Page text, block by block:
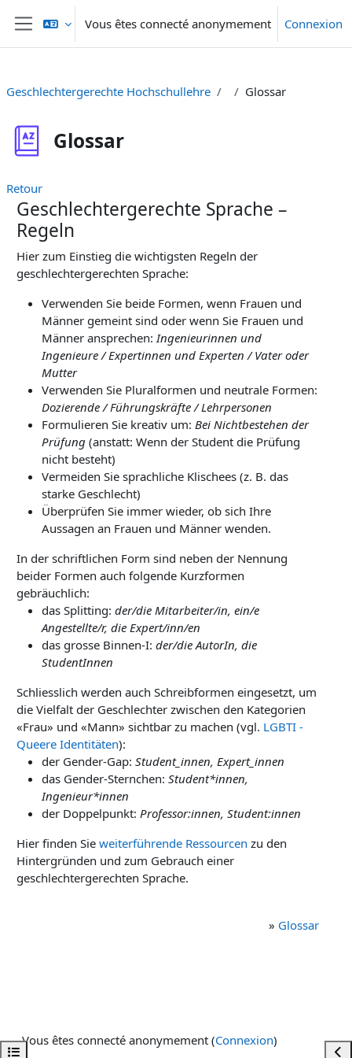
Passer au contenu principal
Panneau latéral
Vous êtes connecté anonymement Connexion
Ouvrir l’index du cours
Geschlechtergerechte Hochschullehre Glossar
Glossar
Retour
Geschlechtergerechte Sprache –
Regeln
Hier zum Einstieg die wichtigsten Regeln der
geschlechtergerechten Sprache:
Verwenden Sie beide Formen, wenn Frauen und
Männer gemeint sind oder wenn Sie Frauen und
Männer ansprechen: Ingenieurinnen und
Ingenieure / Expertinnen und Experten / Vater oder
Mutter
Verwenden Sie Pluralformen und neutrale Formen:
Dozierende / Führungskräfte / Lehrpersonen
Formulieren Sie kreativ um: Bei Nichtbestehen der
Prüfung(anstatt: Wenn der Student die Prüfung
nicht besteht)
Vermeiden Sie sprachliche Klischees (z. B. das
starke Geschlecht)
Überprüfen Sie immer wieder, ob sich Ihre
Aussagen an Frauen und Männer wenden.
In der schriftlichen Form sind neben der Nennung
beider Formen auch folgende Kurzformen
gebräuchlich:
das Splitting: der/die Mitarbeiter/in, ein/e
Angestellte/r, die Expert/inn/en
das grosse Binnen-I: der/die AutorIn, die
StudentInnen
Schliesslich werden auch Schreibformen eingesetzt, um
die Vielfalt der Geschlechter zwischen den Kategorien
«Frau» und «Mann» sichtbar zu machen (vgl. LGBTI -
Queere Identitäten):
der Gender-Gap: Student_innen, Expert_innen
das Gender-Sternchen: Student*innen,
Ingenieur*innen
der Doppelpunkt: Professor:innen, Student:innen
Hier finden Sie weiterführende Ressourcen zu den
Hintergründen und zum Gebrauch einer
geschlechtergerechten Sprache.
» Glossar
Vous êtes connecté anonymement (Connexion)